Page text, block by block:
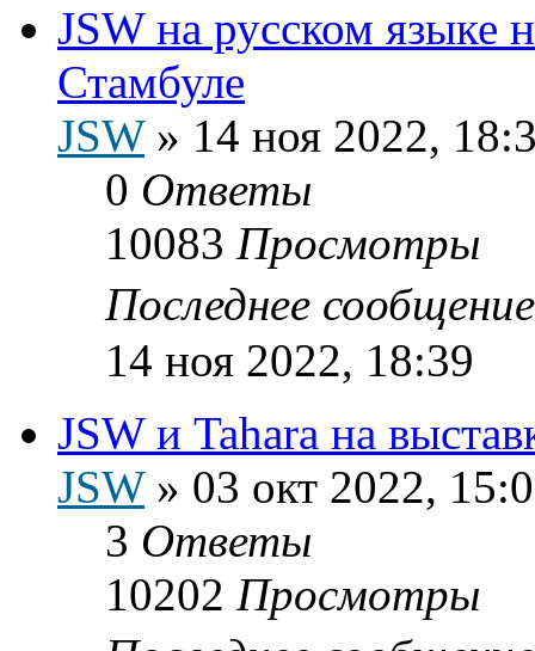
JSW на русском языке
Стамбуле
JSW» 14 ноя 2022,
0 Ответы
10083 Просмотры
Последнее
14 ноя 2022, 18:39
JSW и Tahara на
JSW» 03 окт 2022,
3 Ответы
10202 Просмотры